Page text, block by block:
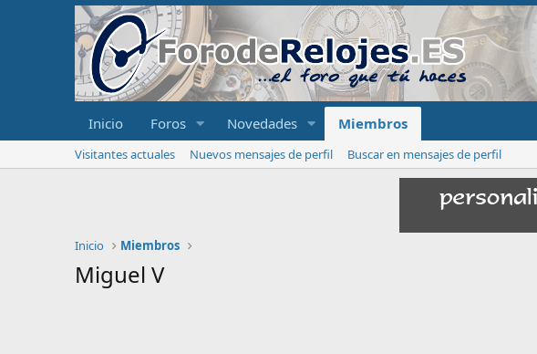
Inicio Foros Novedades Miembros
Visitantes actuales Nuevos mensajes de perfil Buscar en mensajes de perfil
Inicio Miembros
Miguel V